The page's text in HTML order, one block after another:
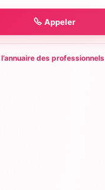
Appeler
des professionnels